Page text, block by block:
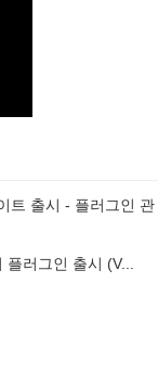
트 출시 - 플러그인 관
플러그인 출시 (V...